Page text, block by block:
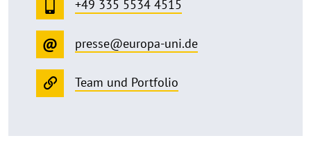
+49 335 5534 4515
presse@europa-uni.de
Team und Portfolio